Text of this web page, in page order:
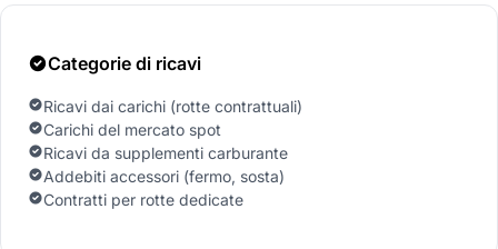
Categorie di ricavi
Ricavi dai carichi (rotte contrattuali)
Carichi del mercato spot
Ricavi da supplementi carburante
Addebiti accessori (fermo, sosta)
Contratti per rotte dedicate